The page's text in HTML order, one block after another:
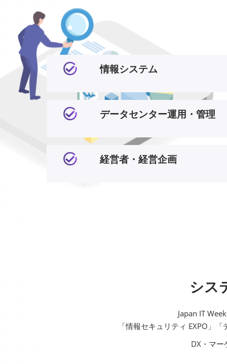
情報システム
データセンター運用・管理
経営者・経営企画
シス
Japan IT
「情報セキュリティ EXPO」
DX・マ